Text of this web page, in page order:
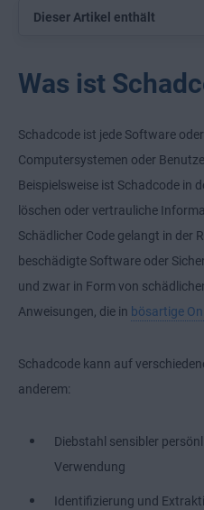
Dieser Artikel enthält
Was ist
Schadcode ist jede Software
Computersystemen oder
Beispielsweise ist Schadcode in
löschen oder vertrauliche
Schädlicher Code gelangt in der
beschädigte Software oder
und zwar in Form von
Anweisungen, die in bösartige
Schadcode kann auf
anderem:
Diebstahl sensibler
Verwendung
Identifizierung und